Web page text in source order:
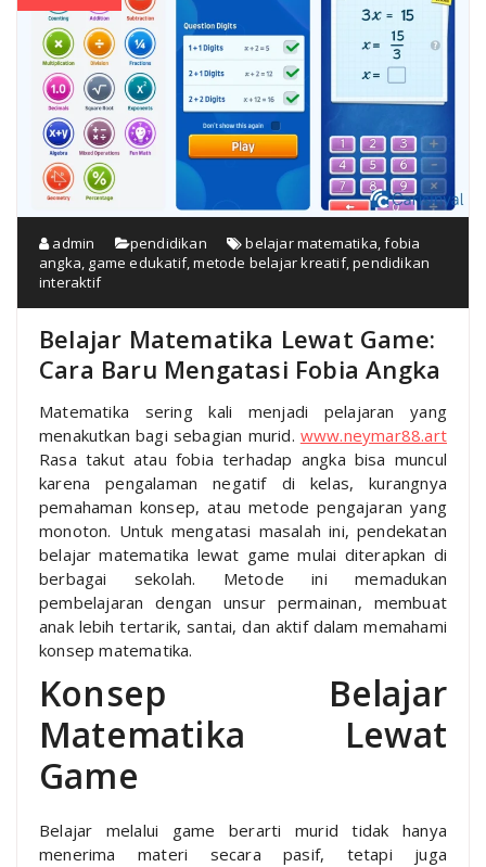
admin pendidikan belajar matematika,fobia
angka, game edukatif,metode belajar kreatif,pendidikan
interaktif
Belajar Matematika Lewat Game:
Cara Baru Mengatasi Fobia Angka
Matematika sering kali menjadi pelajaran yang
menakutkan bagi sebagian murid. www.neymar88.art
Rasa takut atau fobia terhadap angka bisa muncul
karena pengalaman negatif di kelas, kurangnya
pemahaman konsep, atau metode pengajaran yang
monoton. Untuk mengatasi masalah ini, pendekatan
belajar matematika lewat game mulai diterapkan di
berbagai sekolah. Metode ini memadukan
pembelajaran dengan unsur permainan, membuat
anak lebih tertarik, santai, dan aktif dalam memahami
konsep matematika.
Konsep Belajar
Matematika Lewat
Game
Belajar melalui game berarti murid tidak hanya
menerima materi secara pasif, tetapi juga